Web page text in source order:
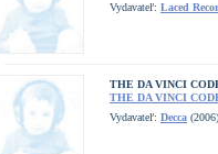
Vydavateľ: Laced
THE DA VINCI
THE DA VINCI
Vydavateľ: Decca (2006)